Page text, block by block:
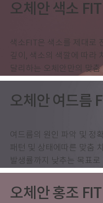
오체안 색소 FIT
색소FIT은 색소를 제대로
깊이, 색소의 색깔에 따라
달리하는 오체안만의 맞춤
오체안 여드름
여드름의 원인 파악 및 정
패턴 및 상태에따른 맞춤
발생률까지 낮추는 목표로
오체안 홍조 FIT